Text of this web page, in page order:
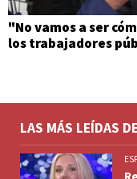
"No vamos a ser
los trabajadores
LAS MÁS LEÍDAS